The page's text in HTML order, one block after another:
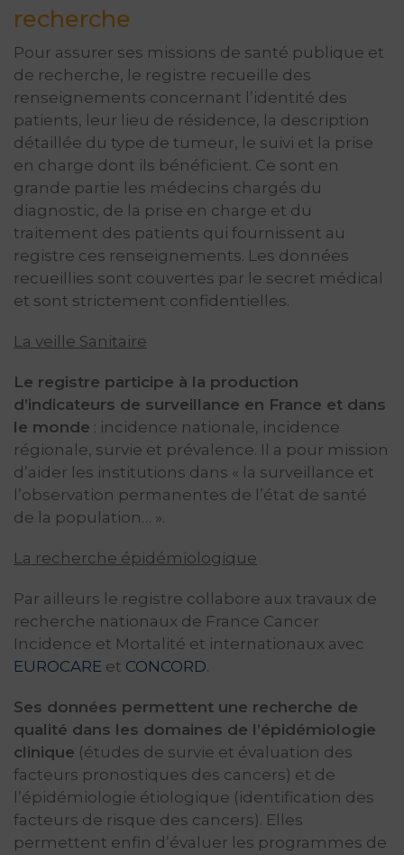
recherche
Pour assurer ses missions de santé publique et
de recherche, le registre recueille des
renseignements concernant l’identité des
patients, leur lieu de résidence, la description
détaillée du type de tumeur, le suivi et la prise
en charge dont ils bénéficient. Ce sont en
grande partie les médecins chargés du
diagnostic, de la prise en charge et du
traitement des patients qui fournissent au
registre ces renseignements. Les données
recueillies sont couvertes par le secret médical
et sont strictement confidentielles.
La veille Sanitaire
Le registre participe à la production
d’indicateurs de surveillance en France et dans
le monde : incidence nationale, incidence
régionale, survie et prévalence. Il a pour mission
d’aider les institutions dans « la surveillance et
l’observation permanentes de l’état de santé
de la population… ».
La recherche épidémiologique
Par ailleurs le registre collabore aux travaux de
recherche nationaux de France Cancer
Incidence et Mortalité et internationaux avec
EUROCARE et CONCORD.
Ses données permettent une recherche de
qualité dans les domaines de l’épidémiologie
clinique (études de survie et évaluation des
facteurs pronostiques des cancers) et de
l’épidémiologie étiologique (identification des
facteurs de risque des cancers). Elles
permettent enfin d’évaluer les programmes de